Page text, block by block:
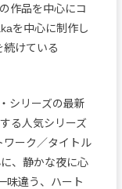
作品を中心にコ
を中心に制作し
けている
シリーズの最新
る人気シリーズ
ワーク／タイトル
、静かな夜に心
味違う、ハート